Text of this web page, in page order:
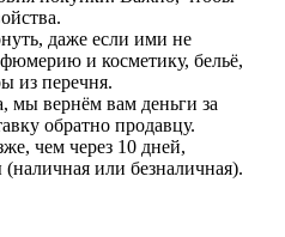
даже если ими не
и косметику, бельё,
из перечня.
мы вернём вам деньги за
обратно продавцу.
чем через 10 дней,
или безналичная).